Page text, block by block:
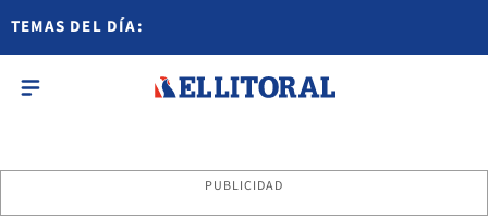
TEMAS DEL DÍA:
PUBLICIDAD